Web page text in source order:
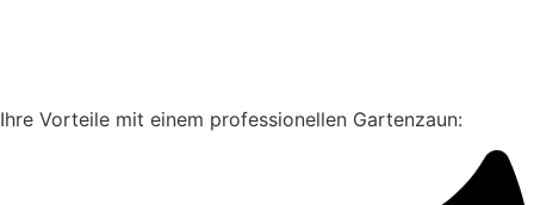
Ihre Vorteile mit einem professionellen Gartenzaun: